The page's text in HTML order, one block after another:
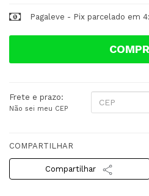
Pagaleve - Pix parcelado em
Frete e prazo:
Não sei meu CEP
COMPARTILHAR
Compartilhar